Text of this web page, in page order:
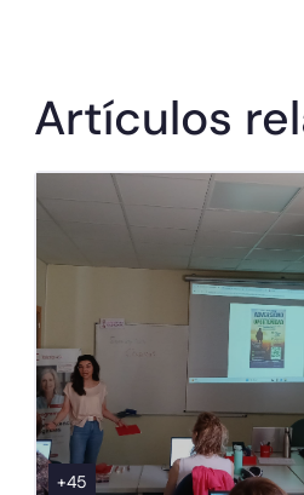
Artículos
+45